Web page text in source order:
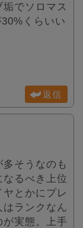
でソロマス
くらいい
返信
そうなのも
るべき上位
とかにプレ
ランクなん
実態。上手